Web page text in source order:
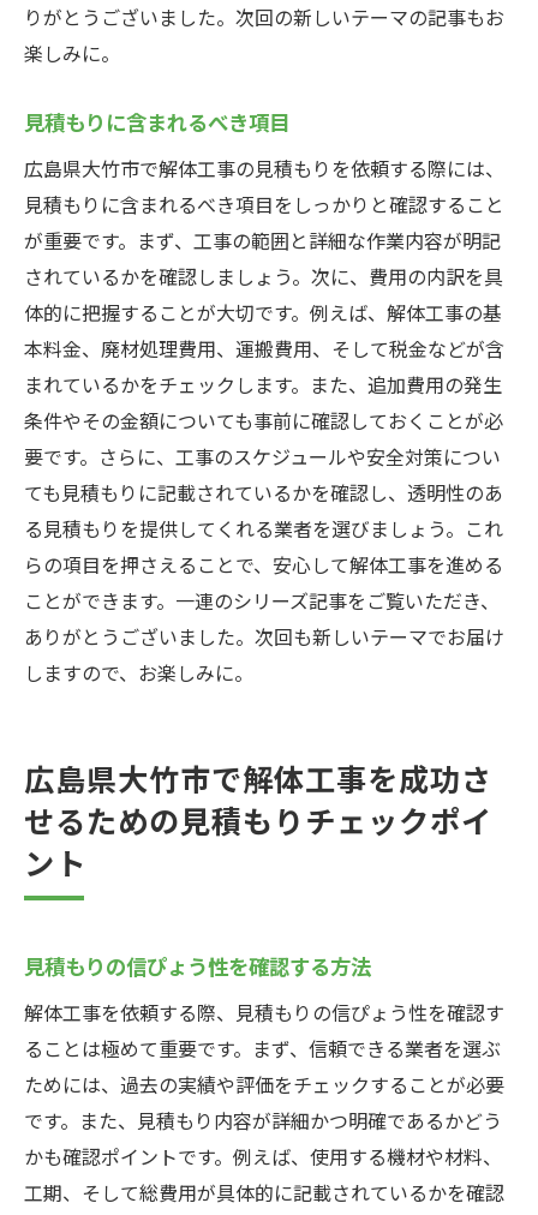
りがとうございました。次回の新しいテーマの記事もお
楽しみに。
見積もりに含まれるべき項目
広島県大竹市で解体工事の見積もりを依頼する際には、
見積もりに含まれるべき項目をしっかりと確認すること
が重要です。まず、工事の範囲と詳細な作業内容が明記
されているかを確認しましょう。次に、費用の内訳を具
体的に把握することが大切です。例えば、解体工事の基
本料金、廃材処理費用、運搬費用、そして税金などが含
まれているかをチェックします。また、追加費用の発生
条件やその金額についても事前に確認しておくことが必
要です。さらに、工事のスケジュールや安全対策につい
ても見積もりに記載されているかを確認し、透明性のあ
る見積もりを提供してくれる業者を選びましょう。これ
らの項目を押さえることで、安心して解体工事を進める
ことができます。一連のシリーズ記事をご覧いただき、
ありがとうございました。次回も新しいテーマでお届け
しますので、お楽しみに。
広島県大竹市で解体工事を成功さ
せるための見積もりチェックポイ
ント
見積もりの信ぴょう性を確認する方法
解体工事を依頼する際、見積もりの信ぴょう性を確認す
ることは極めて重要です。まず、信頼できる業者を選ぶ
ためには、過去の実績や評価をチェックすることが必要
です。また、見積もり内容が詳細かつ明確であるかどう
かも確認ポイントです。例えば、使用する機材や材料、
工期、そして総費用が具体的に記載されているかを確認